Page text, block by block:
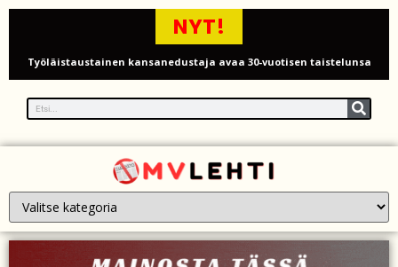
NYT!
Työläistaustainen kansanedustaja avaa 30-vuotisen taistelunsa
PT Vatanen antoi porttikiellon Juhana Tegelbergille – tiukka
välienselvittely PTV Gymillä tallentui videolle
Iso-Britannia heikentämässä sähköautojen myyntitavoitetta – mitä